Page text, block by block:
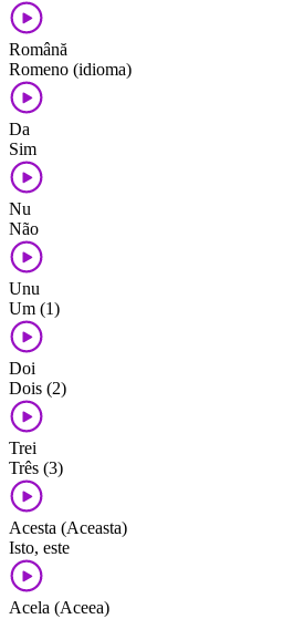
Română
Romeno (idioma)
Da
Sim
Nu
Não
Unu
Um (1)
Doi
Dois (2)
Trei
Três (3)
Acesta (Aceasta)
Isto, este
Acela (Aceea)